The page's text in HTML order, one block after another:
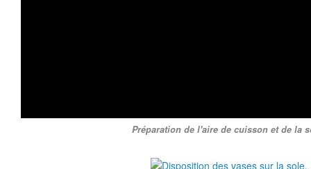
Préparation de l'aire de cuisson et de la